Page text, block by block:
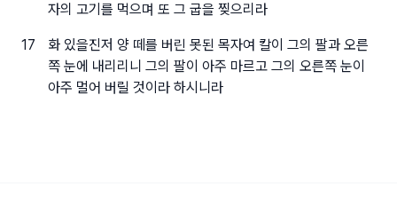
자의 고기를 먹으며 또 그 굽을 찢으리라
17
화 있을진저 양 떼를 버린 못된 목자여 칼이 그의 팔과 오른
쪽 눈에 내리리니 그의 팔이 아주 마르고 그의 오른쪽 눈이
아주 멀어 버릴 것이라 하시니라